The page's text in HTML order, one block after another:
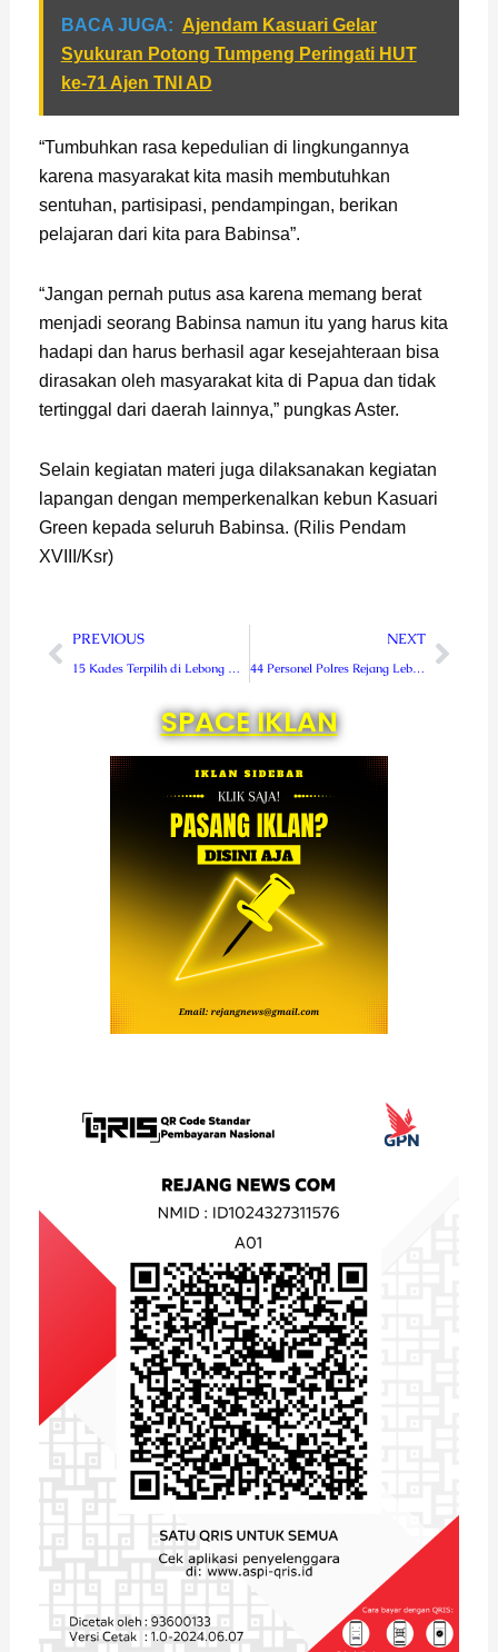
BACA JUGA: Ajendam Kasuari Gelar
Syukuran Potong Tumpeng Peringati HUT
ke-71 Ajen TNI AD
“Tumbuhkan rasa kepedulian di lingkungannya
karena masyarakat kita masih membutuhkan
sentuhan, partisipasi, pendampingan, berikan
pelajaran dari kita para Babinsa”.
“Jangan pernah putus asa karena memang berat
menjadi seorang Babinsa namun itu yang harus kita
hadapi dan harus berhasil agar kesejahteraan bisa
dirasakan oleh masyarakat kita di Papua dan tidak
tertinggal dari daerah lainnya,” pungkas Aster.
Selain kegiatan materi juga dilaksanakan kegiatan
lapangan dengan memperkenalkan kebun Kasuari
Green kepada seluruh Babinsa. (Rilis Pendam
XVIII/Ksr)
Prev
PREVIOUS NEXT
44 Personel Polres Rejang Lebong Naik Pangkat
Next
SPACE IKLAN